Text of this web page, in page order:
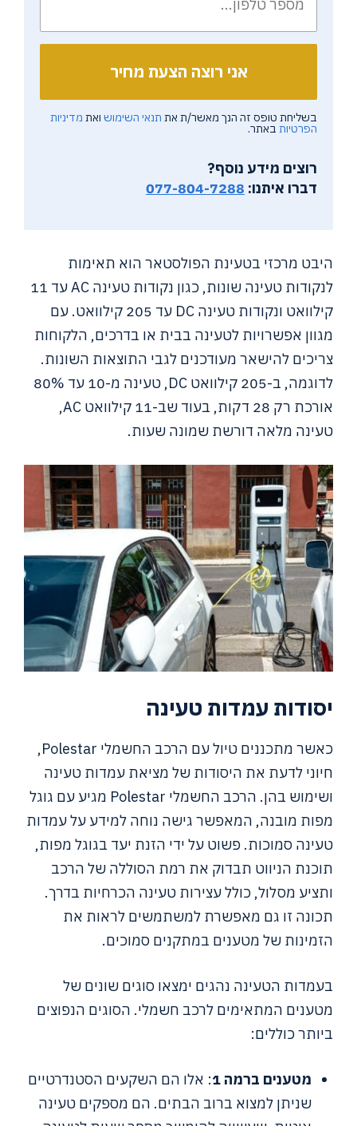
בשליחת טופס זה הנך מאשר/ת את תנאי השימוש ואת מדיניות
הפרטיות באתר.
רוצים מידע נוסף?
דברו איתנו: 077-804-7288
היבט מרכזי בטעינת הפולסטאר הוא תאימות
לנקודות טעינה שונות, כגון נקודות טעינה AC עד 11
קילוואט ונקודות טעינה DC עד 205 קילוואט. עם
מגוון אפשרויות לטעינה בבית או בדרכים, הלקוחות
צריכים להישאר מעודכנים לגבי התוצאות השונות.
לדוגמה, ב-205 קילוואט DC, טעינה מ-10 עד 80%
אורכת רק 28 דקות, בעוד שב-11 קילוואט AC,
טעינה מלאה דורשת שמונה שעות.
יסודות עמדות טעינה
כאשר מתכננים טיול עם הרכב החשמלי Polestar,
חיוני לדעת את היסודות של מציאת עמדות טעינה
ושימוש בהן. הרכב החשמלי Polestar מגיע עם גוגל
מפות מובנה, המאפשר גישה נוחה למידע על עמדות
טעינה סמוכות. פשוט על ידי הזנת יעד בגוגל מפות,
תוכנת הניווט תבדוק את רמת הסוללה של הרכב
ותציע מסלול, כולל עצירות טעינה הכרחיות בדרך.
תכונה זו גם מאפשרת למשתמשים לראות את
הזמינות של מטענים במתקנים סמוכים.
בעמדות הטעינה נהגים ימצאו סוגים שונים של
מטענים המתאימים לרכב חשמלי. הסוגים הנפוצים
ביותר כוללים:
מטענים ברמה 1
: אלו הם השקעים הסטנדרטיים
שניתן למצוא ברוב הבתים. הם מספקים טעינה